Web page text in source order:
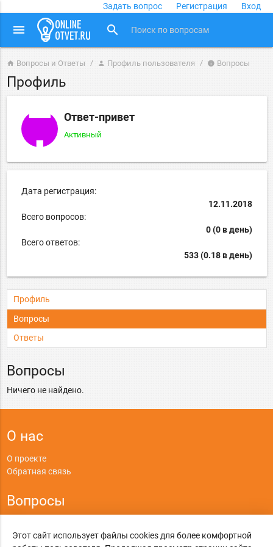
Задать вопрос Регистрация Вход
menu search
home Вопросы и Ответы person Профиль пользователя info Вопросы
Профиль
Ответ-привет
Активный
Дата регистрация:
12.11.2018
Всего вопросов:
0 (0 в день)
Всего ответов:
533 (0.18 в день)
Профиль
Вопросы
Ответы
Вопросы
Ничего не найдено.
О нас
О проекте
Обратная связь
Вопросы
Политика конфиденциальности
Этот сайт использует файлы cookies для более комфортной